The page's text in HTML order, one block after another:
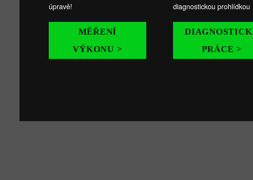
úpravě!
MĚŘENÍ
VÝKONU >
diagnostickou prohlídkou
PRÁCE >